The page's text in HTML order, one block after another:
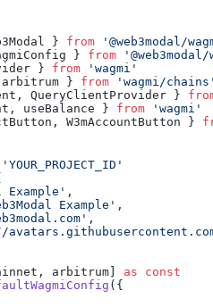
} from '@web3modal/
} from
} from 'wagmi'
} from 'wagmi/
QueryClientProvider }
useBalance } from 'wagmi'
W3mAccountButton }
'YOUR_PROJECT_ID'
Example' ,
Example' ,
,
arbitrum] as const
({